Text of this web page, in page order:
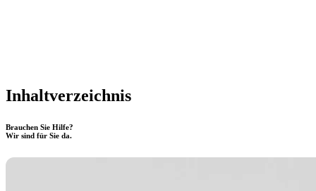
Inhaltverzeichnis
Brauchen Sie Hilfe?
Wir sind für Sie da.